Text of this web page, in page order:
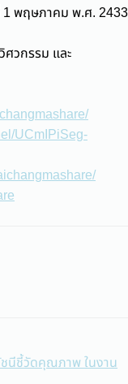
1 พฤษภาคม พ.ศ. 2433
ศวกรรม และ
UCmIPiSeg-
ชนีชี้วัดคุณภาพ ในงาน